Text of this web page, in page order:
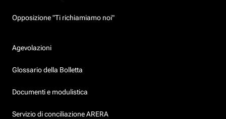
Opposizione "Ti richiamiamo noi"
Agevolazioni
Glossario della Bolletta
Documenti e modulistica
Servizio di conciliazione ARERA